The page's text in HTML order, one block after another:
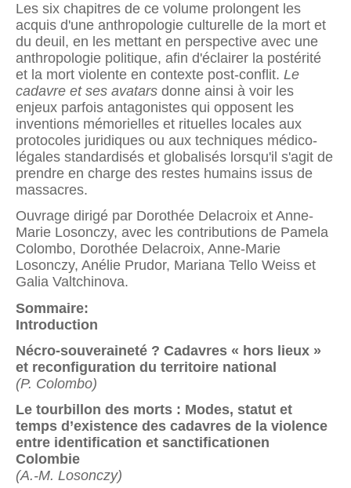
Les six chapitres de ce volume prolongent les
acquis d'une anthropologie culturelle de la mort et
du deuil, en les mettant en perspective avec une
anthropologie politique, afin d'éclairer la postérité
et la mort violente en contexte post-conflit. Le
cadavre et ses avatars donne ainsi à voir les
enjeux parfois antagonistes qui opposent les
inventions mémorielles et rituelles locales aux
protocoles juridiques ou aux techniques médico-
légales standardisés et globalisés lorsqu'il s'agit de
prendre en charge des restes humains issus de
massacres.
Ouvrage dirigé par Dorothée Delacroix et Anne-
Marie Losonczy, avec les contributions de Pamela
Colombo, Dorothée Delacroix, Anne-Marie
Losonczy, Anélie Prudor, Mariana Tello Weiss et
Galia Valtchinova.
Sommaire:
Introduction
Nécro-souveraineté ? Cadavres « hors lieux »
et reconfiguration du territoire national
(P. Colombo)
Le tourbillon des morts : Modes, statut et
temps d’existence des cadavres de la violence
entre identification et sanctificationen
Colombie
(A.-M. Losonczy)